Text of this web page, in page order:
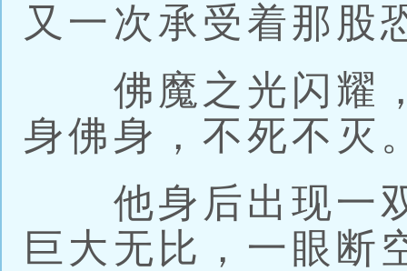
又一次承受着那股
佛魔之光闪耀，
身佛身，不死不灭
他身后出现一双
巨大无比，一眼断